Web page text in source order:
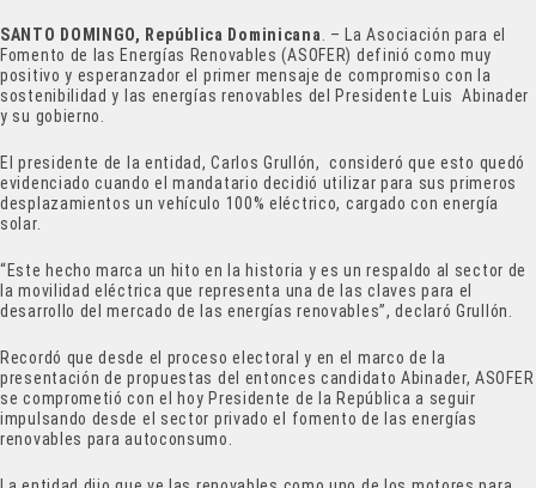
SANTO DOMINGO, República Dominicana . – La Asociación para el
Fomento de las Energías Renovables (ASOFER) definió como muy
positivo y esperanzador el primer mensaje de compromiso con la
sostenibilidad y las energías renovables del Presidente Luis Abinader
y su gobierno.
El presidente de la entidad, Carlos Grullón, consideró que esto quedó
evidenciado cuando el mandatario decidió utilizar para sus primeros
desplazamientos un vehículo 100% eléctrico, cargado con energía
solar.
“Este hecho marca un hito en la historia y es un respaldo al sector de
la movilidad eléctrica que representa una de las claves para el
desarrollo del mercado de las energías renovables”, declaró Grullón.
Recordó que desde el proceso electoral y en el marco de la
presentación de propuestas del entonces candidato Abinader, ASOFER
se comprometió con el hoy Presidente de la República a seguir
impulsando desde el sector privado el fomento de las energías
renovables para autoconsumo.